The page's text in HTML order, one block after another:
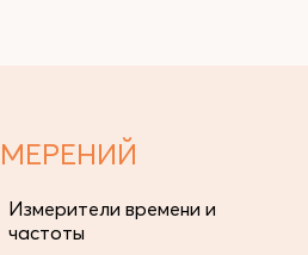
Измерители времени и
частоты